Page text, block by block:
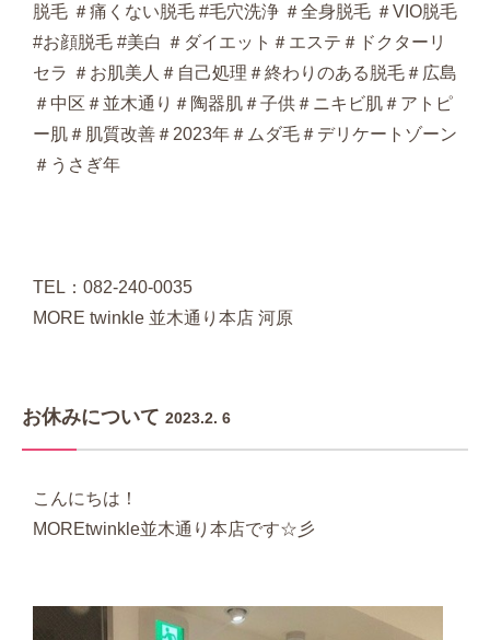
脱毛 ＃痛くない脱毛 #毛穴洗浄 ＃全身脱毛 ＃VIO脱毛
#お顔脱毛 #美白 ＃ダイエット＃エステ＃ドクターリ
セラ ＃お肌美人＃自己処理＃終わりのある脱毛＃広島
＃中区＃並木通り＃陶器肌＃子供＃ニキビ肌＃アトピ
ー肌＃肌質改善＃2023年＃ムダ毛＃デリケートゾーン
＃うさぎ年
TEL：082-240-0035
MORE twinkle 並木通り本店 河原
お休みについて 2023.2. 6
こんにちは！
MOREtwinkle並木通り本店です☆彡